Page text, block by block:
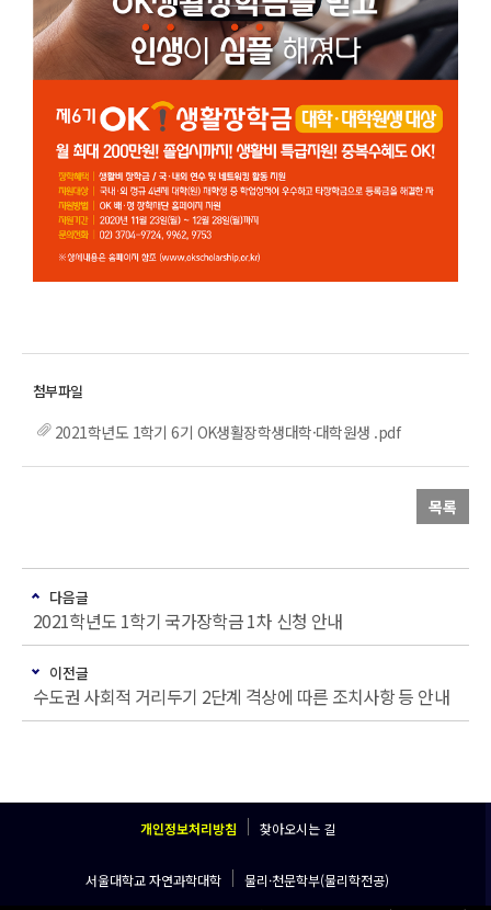
2021학년도 1학기 6기 OK생활장학생대학·대학원생 .pdf
목록
다음글
2021학년도 1학기 국가장학금 1차 신청 안내
이전글
수도권 사회적 거리두기 2단계 격상에 따른 조치사항 등 안내
개인정보처리방침 찾아오시는 길
서울대학교 자연과학대학 물리·천문학부(물리학전공)